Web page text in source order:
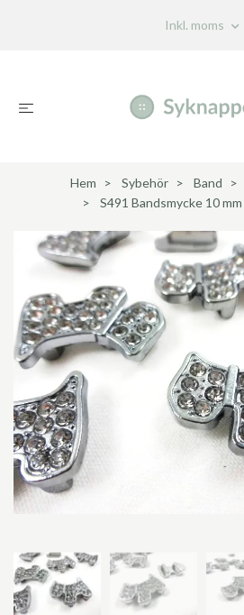
Inkl. moms
Hem Sybehör Band
S491 Bandsmycke 10